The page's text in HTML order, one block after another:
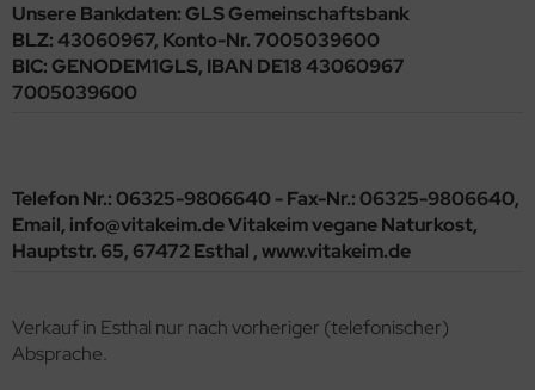
Unsere Bankdaten: GLS Gemeinschaftsbank
BLZ: 43060967, Konto-Nr. 7005039600
BIC: GENODEM1GLS, IBAN DE18 43060967
7005039600
Telefon Nr.: 06325-9806640 - Fax-Nr.: 06325-9806640,
Email, info@vitakeim.de Vitakeim vegane Naturkost,
Hauptstr. 65, 67472 Esthal , www.vitakeim.de
Verkauf in Esthal nur nach vorheriger (telefonischer)
Absprache.